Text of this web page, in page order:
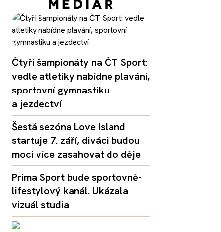
Čtyři šampionáty na ČT Sport:
vedle atletiky nabídne plavání,
sportovní gymnastiku
a jezdectví
Šestá sezóna Love Island
startuje 7. září, diváci budou
moci více zasahovat do děje
Prima Sport bude sportovně-
lifestylový kanál. Ukázala
vizuál studia